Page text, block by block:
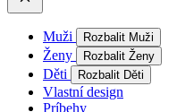
Muži Rozbalit Muži
Ženy Rozbalit Ženy
Děti Rozbalit Děti
Vlastní design
Príbehy